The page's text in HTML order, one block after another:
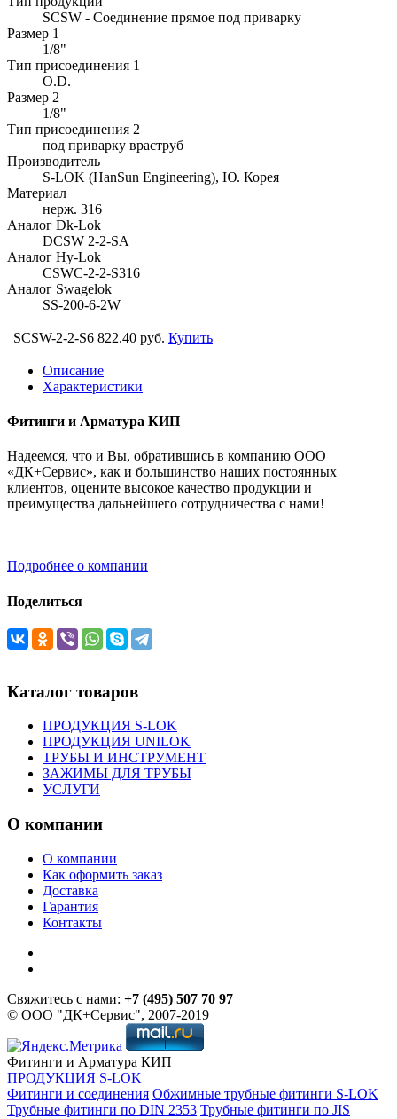
SCSW - Соединение прямое под приварку
Размер 1
1/8"
Тип присоединения 1
O.D.
Размер 2
1/8"
Тип присоединения 2
под приварку враструб
Производитель
S-LOK (HanSun Engineering), Ю. Корея
Материал
нерж. 316
Аналог Dk-Lok
DCSW 2-2-SA
Аналог Hy-Lok
CSWC-2-2-S316
Аналог Swagelok
SS-200-6-2W
SCSW-2-2-S6 822.40 руб. Купить
Описание
Характеристики
Фитинги и Арматура КИП
Надеемся, что и Вы, обратившись в компанию ООО
«ДК+Сервис», как и большинство наших постоянных
клиентов, оцените высокое качество продукции и
преимущества дальнейшего сотрудничества с нами!
Подробнее о компании
Поделиться
Каталог товаров
ПРОДУКЦИЯ S-LOK
ПРОДУКЦИЯ UNILOK
ТРУБЫ И ИНСТРУМЕНТ
ЗАЖИМЫ ДЛЯ ТРУБЫ
УСЛУГИ
О компании
О компании
Как оформить заказ
Доставка
Гарантия
Контакты
Свяжитесь с нами: +7 (495) 507 70 97
© ООО "ДК+Сервис", 2007-2019
Фитинги и Арматура КИП
ПРОДУКЦИЯ S-LOK
Фитинги и соединения Обжимные трубные фитинги S-LOK
Трубные фитинги по DIN 2353 Трубные фитинги по JIS